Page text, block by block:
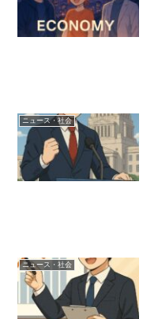
ニュース・社会
ニュース・社会